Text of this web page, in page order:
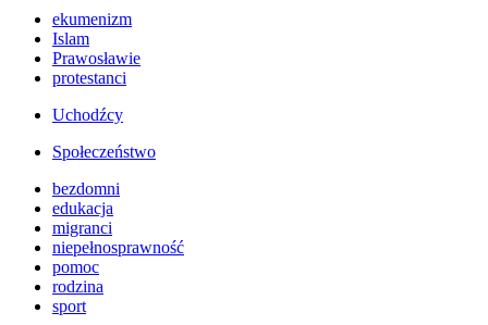
ekumenizm
Islam
Prawosławie
protestanci
Uchodźcy
Społeczeństwo
bezdomni
edukacja
migranci
niepełnosprawność
pomoc
rodzina
sport